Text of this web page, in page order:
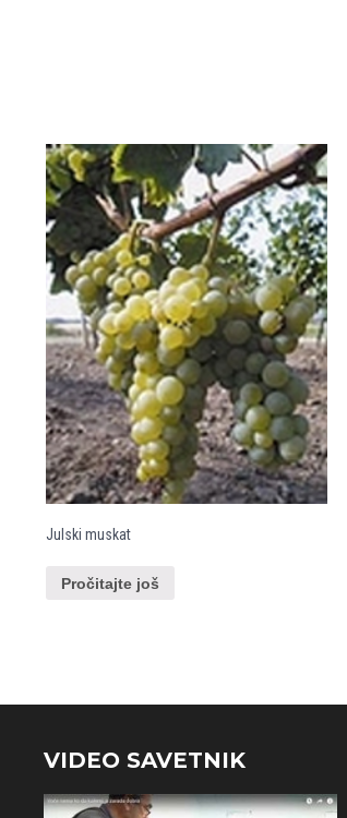
Julski muskat
Pročitajte još
VIDEO SAVETNIK